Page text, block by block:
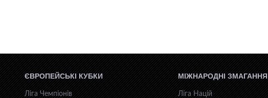
ЄВРОПЕЙСЬКІ КУБКИ
Ліга Чемпіонів
МІЖНАРОДНІ ЗМАГАННЯ
Ліга Націй